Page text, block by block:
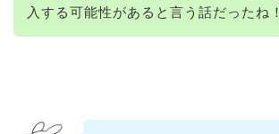
入する可能性があると言う話だったね！